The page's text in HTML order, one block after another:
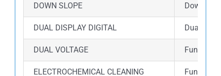
DOWN SLOPE Down
DUAL DISPLAY DIGITAL Dual
DUAL VOLTAGE Fungsi
ELECTROCHEMICAL CLEANING Fungsi